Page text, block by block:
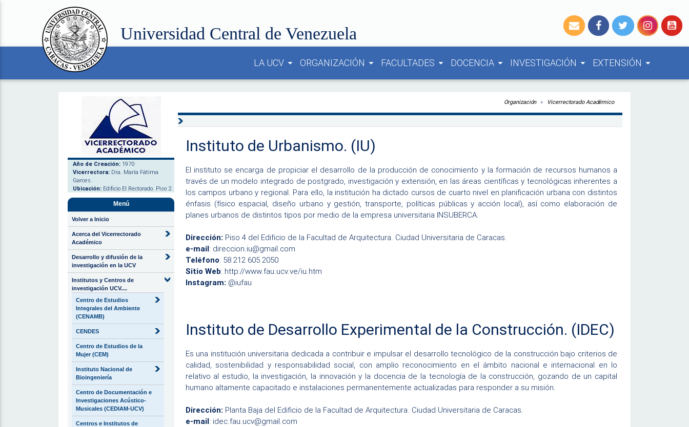
Universidad Central de Venezuela
LA UCV arrow_drop_down ORGANIZACIÓN arrow_drop_down FACULTADES arrow_drop_down DOCENCIA arrow_drop_down INVESTIGACIÓN arrow_drop_down EXTENSIÓN arrow_drop_down
Año de Creación: 1970
Vicerrectora: Dra. María Fátima
Garces.
Ubicación: Edificio El Rectorado. Piso 2.
Menú
Volver a Inicio
Acerca del Vicerrectorado
Académico
Desarrollo y difusión de la
investigación en la UCV
Institutos y Centros de
investigación UCV....
Centro de Estudios
Integrales del Ambiente
(CENAMB)
CENDES
Centro de Estudios de la
Mujer (CEM)
Instituto Nacional de
Bioingeniería
Centro de Documentación e
Investigaciones Acústico-
Musicales (CEDIAM-UCV)
Centros e Institutos de
Organización Vicerrectorado Académico
Instituto de Urbanismo. (IU)
El instituto se encarga de propiciar el desarrollo de la producción de conocimiento y la formación de recursos humanos a
través de un modelo integrado de postgrado, investigación y extensión, en las áreas científicas y tecnológicas inherentes a
los campos urbano y regional. Para ello, la institución ha dictado cursos de cuarto nivel en planificación urbana con distintos
énfasis (físico espacial, diseño urbano y gestión, transporte, políticas públicas y acción local), así como elaboración de
planes urbanos de distintos tipos por medio de la empresa universitaria INSUBERCA.
Dirección:Piso 4 del Edificio de la Facultad de Arquitectura. Ciudad Universitaria de Caracas.
e-mail: direccion.iu@gmail.com
Teléfono: 58 212 605 2050
Sitio Web: http://www.fau.ucv.ve/iu.htm
Instagram: @iufau
Instituto de Desarrollo Experimental de la Construcción. (IDEC)
Es una institución universitaria dedicada a contribuir e impulsar el desarrollo tecnológico de la construcción bajo criterios de
calidad, sostenibilidad y responsabilidad social, con amplio reconocimiento en el ámbito nacional e internacional en lo
relativo al estudio, la investigación, la innovación y la docencia de la tecnología de la construcción, gozando de un capital
humano altamente capacitado e instalaciones permanentemente actualizadas para responder a su misión.
Dirección:Planta Baja del Edificio de la Facultad de Arquitectura. Ciudad Universitaria de Caracas.
e-mail: idec.fau.ucv@gmail.com